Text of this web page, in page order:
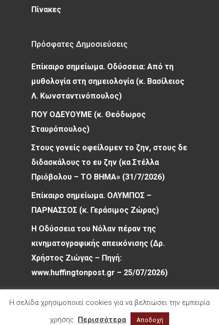
Πίνακες
Πρόσφατες Δημοσιεύσεις
Επίκαιρο σημείωμα. Οδύσσεια: Από τη
μυθολογία στη σημειολογία (κ. Βασίλειος
Λ. Κωνσταντινόπουλος)
ΠΟΥ ΟΔΕΥΟΥΜΕ (κ. Θεόδωρος
Σταυρόπουλος)
Στους γονείς οφείλομεν το ζην, στους δε
διδασκάλους το ευ ζην (κα Στέλλα
Πριόβολου – ΤΟ ΒΗΜΑ» (31/7/2026)
Επίκαιρο σημείωμα. ΟΛΥΜΠΟΣ –
ΠΑΡΝΑΣΣΟΣ (κ. Γεράσιμος Ζώρας)
Η Οδύσσεια του Νόλαν πέραν της
κινηματογραφικής απεικόνισης (Δρ.
Χρήστος Ζιώγας – Πηγή:
www.huffingtonpost.gr – 25/07/2026)
Η σελίδα χρησιμοποιεί cookies για να βελτιώσει την εμπειρία
χρήσης. Περισσότερα Αποδοχή